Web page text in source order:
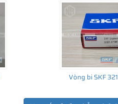
Vòng bi SKF